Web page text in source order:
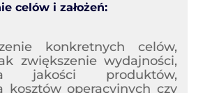
celów i założeń:
konkretnych celów,
zwiększenie wydajności,
jakości produktów,
kosztów operacyjnych czy